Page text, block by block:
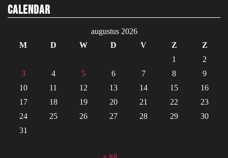
Calendar
augustus 2026
M
D W D V Z
Z
1
2
3
4 5 6 7 8
9
10
11 12 13 14 15
16
17
18 19 20 21 22
23
24
25 26 27 28 29
30
31
« jul